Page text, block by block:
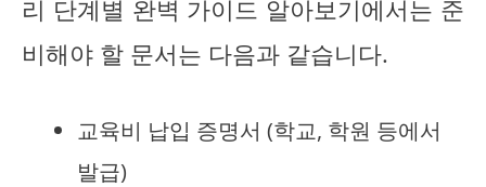
리 단계별 완벽 가이드 알아보기에서는 준
비해야 할 문서는 다음과 같습니다.
교육비 납입 증명서 (학교, 학원 등에서
발급)